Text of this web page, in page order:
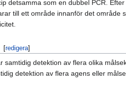
detsamma som en dubbel PCR.
till ett område innanför det
[redigera]
samtidig detektion av flera olika
detektion av flera agens eller